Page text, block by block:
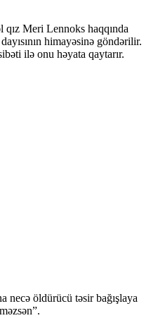
Meri Lennoks haqqında
himayəsinə göndərilir.
ilə onu həyata qaytarır.
necə öldürücü təsir bağışlaya